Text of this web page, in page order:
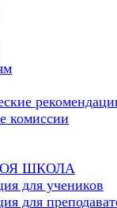
комиссии
ШКОЛА
для учеников
для